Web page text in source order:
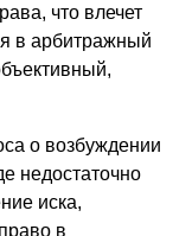
что влечет
в арбитражный
о возбуждении
недостаточно
иска,
в